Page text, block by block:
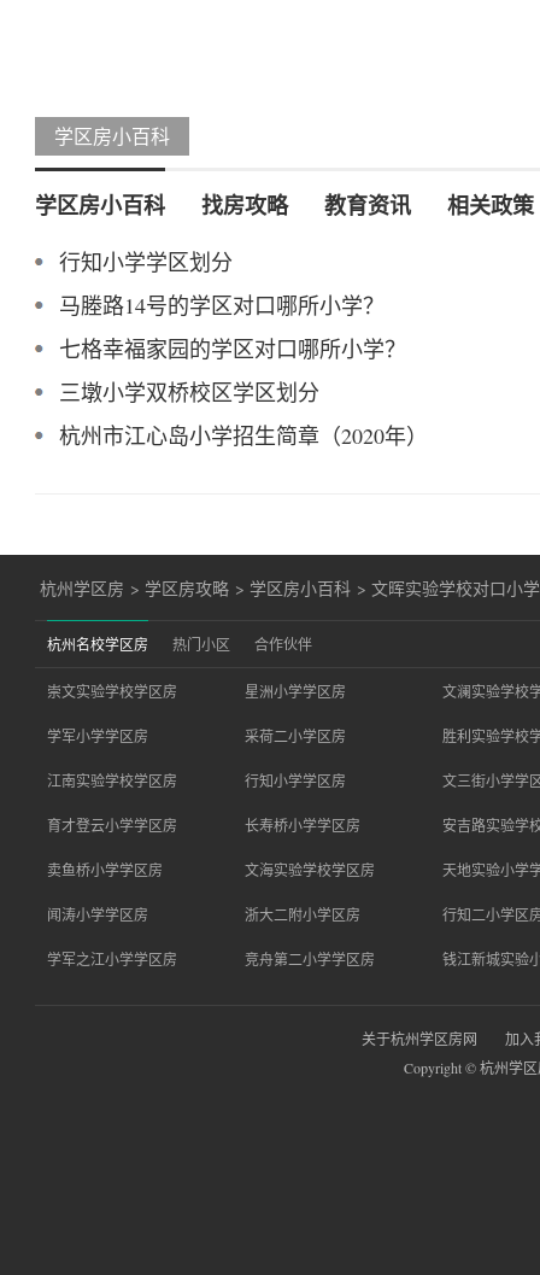
学区房小百科
学区房小百科 找房攻略 教育资讯 相关政策
行知小学学区划分
马塍路14号的学区对口哪所小学？
七格幸福家园的学区对口哪所小学？
三墩小学双桥校区学区划分
杭州市江心岛小学招生简章（2020年）
杭州学区房 > 学区房攻略 > 学区房小百科 >文晖实验学校对口小学
杭州名校学区房 热门小区 合作伙伴
崇文实验学校学区房 星洲小学学区房 文澜实验学校
学军小学学区房 采荷二小学区房 胜利实验学校
江南实验学校学区房 行知小学学区房 文三街小学学
育才登云小学学区房 长寿桥小学学区房 安吉路实验学
卖鱼桥小学学区房 文海实验学校学区房 天地实验小学
闻涛小学学区房 浙大二附小学区房 行知二小学区
学军之江小学学区房 竞舟第二小学学区房 钱江新城实验
关于杭州学区房网
加入
Copyright © 杭州学